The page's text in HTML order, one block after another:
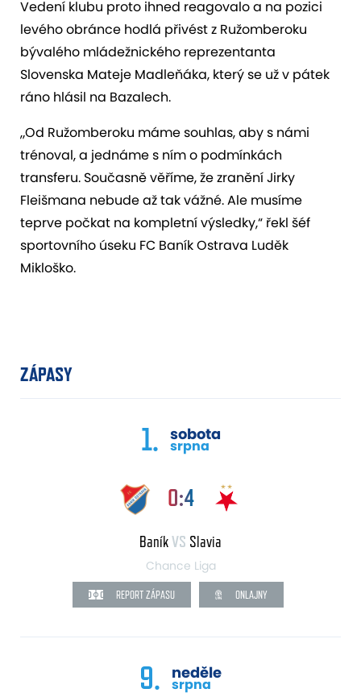
Vedení klubu proto ihned reagovalo a na pozici
levého obránce hodlá přivést z Ružomberoku
bývalého mládežnického reprezentanta
Slovenska Mateje Madleňáka, který se už v pátek
ráno hlásil na Bazalech.
„Od Ružomberoku máme souhlas, aby s námi
trénoval, a jednáme s ním o podmínkách
transferu. Současně věříme, že zranění Jirky
Fleišmana nebude až tak vážné. Ale musíme
teprve počkat na kompletní výsledky,“ řekl šéf
sportovního úseku FC Baník Ostrava Luděk
Mikloško.
ZÁPASY
1. sobota
srpna
0:4
BaníkVS Slavia
Chance Liga
REPORT ZÁPASU ONLAJNY
9. neděle
srpna